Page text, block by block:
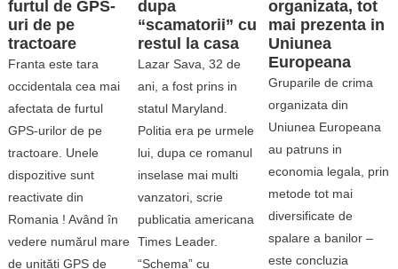
furtul de GPS-
uri de pe
tractoare
Franta este tara
occidentala cea mai
afectata de furtul
GPS-urilor de pe
tractoare. Unele
dispozitive sunt
reactivate din
Romania ! Având în
vedere numărul mare
de unități GPS de
dupa
“scamatorii” cu
restul la casa
Lazar Sava, 32 de
ani, a fost prins in
statul Maryland.
Politia era pe urmele
lui, dupa ce romanul
inselase mai multi
vanzatori, scrie
publicatia americana
Times Leader.
“Schema” cu
organizata, tot
mai prezenta in
Uniunea
Europeana
Gruparile de crima
organizata din
Uniunea Europeana
au patruns in
economia legala, prin
metode tot mai
diversificate de
spalare a banilor –
este concluzia